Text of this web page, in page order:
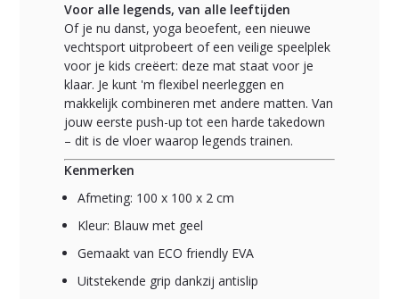
Voor alle legends, van alle leeftijden
Of je nu danst, yoga beoefent, een nieuwe
vechtsport uitprobeert of een veilige speelplek
voor je kids creëert: deze mat staat voor je
klaar. Je kunt 'm flexibel neerleggen en
makkelijk combineren met andere matten. Van
jouw eerste push-up tot een harde takedown
– dit is de vloer waarop legends trainen.
Kenmerken
Afmeting: 100 x 100 x 2 cm
Kleur: Blauw met geel
Gemaakt van ECO friendly EVA
Uitstekende grip dankzij antislip